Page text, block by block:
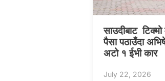
साउदीबाट
पैसा पठाउँदा
अटो १ ईभी कार
July 22, 2026